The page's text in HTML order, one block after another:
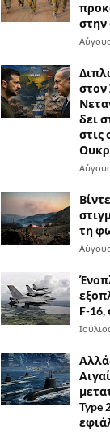
στην
στον
δει
στις
τη
F-16,
Type